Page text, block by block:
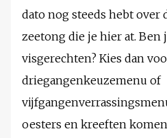
dato nog steeds hebt over
zeetong die je hier at.
visgerechten? Kies dan
driegangenkeuzemenu of
oesters en kreeften